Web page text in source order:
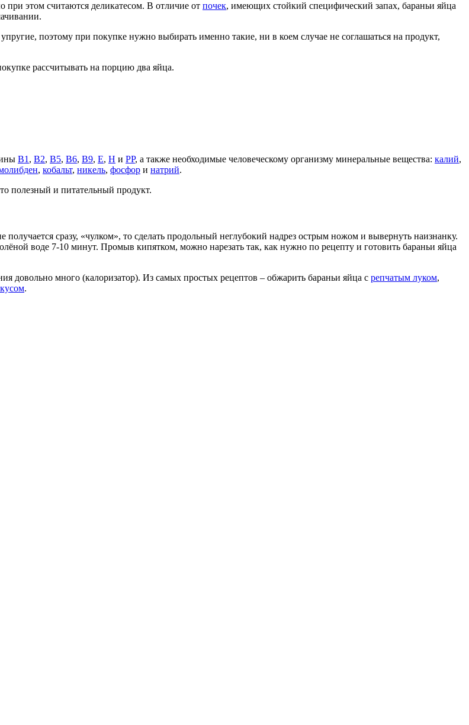
при этом считаются деликатесом. В отличие от почек, имеющих стойкий специфический запах, бараньи яйца
поэтому при покупке нужно выбирать именно такие, ни в коем случае не соглашаться на продукт,
рассчитывать на порцию два яйца.
В1 , В2, В5, В6, В9, Е, Н и РР, а также необходимые человеческому организму минеральные вещества: калий,
, кобальт, никель, фосфор и натрий.
полезный и питательный продукт.
сразу, «чулком», то сделать продольный неглубокий надрез острым ножом и вывернуть наизнанку.
воде 7-10 минут. Промыв кипятком, можно нарезать так, как нужно по рецепту и готовить бараньи яйца
довольно много (калоризатор). Из самых простых рецептов – обжарить бараньи яйца с репчатым луком,
.